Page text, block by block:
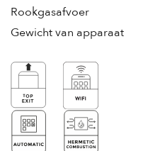
Rookgasafvoer
Gewicht van apparaat